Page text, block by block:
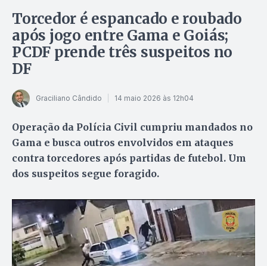
Torcedor é espancado e roubado
após jogo entre Gama e Goiás;
PCDF prende três suspeitos no
DF
Graciliano Cândido 14 maio 2026 às 12h04
Operação da Polícia Civil cumpriu mandados no
Gama e busca outros envolvidos em ataques
contra torcedores após partidas de futebol. Um
dos suspeitos segue foragido.